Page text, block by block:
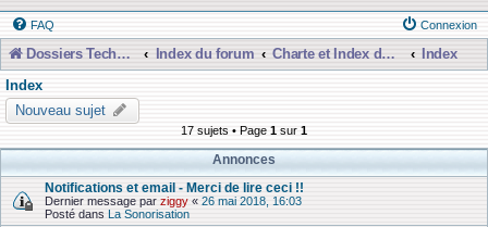
FAQ Connexion
Dossiers Techniques Index du forum Charte et Index du Forum
Index
Index
Nouveau sujet
17 sujets • Page 1 sur 1
Annonces
Notifications et email - Merci de lire ceci !!
Dernier message par ziggy « 26 mai 2018, 16:03
Posté dans La Sonorisation